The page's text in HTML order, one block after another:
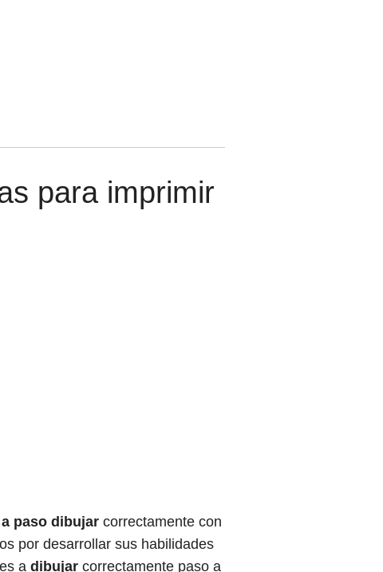
para imprimir
paso dibujar correctamente con
por desarrollar sus habilidades
a dibujar correctamente paso a